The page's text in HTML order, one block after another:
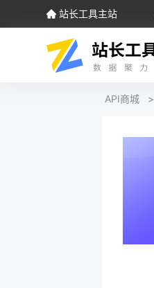
站长工具主站
API商城 >